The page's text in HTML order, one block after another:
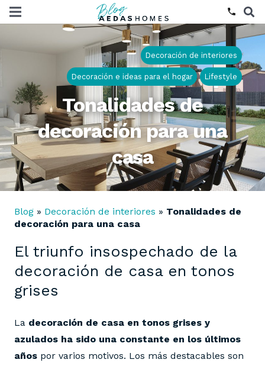
phone
Decoración de interiores
Decoración e ideas para el hogar Lifestyle
Tonalidades de
decoración para una
casa
Blog » Decoración de interiores » Tonalidades de
decoración para una casa
El triunfo insospechado de la
decoración de casa en tonos
grises
La decoración de casa en tonos grises y
azulados ha sido una constante en los últimos
años por varios motivos. Los más destacables son